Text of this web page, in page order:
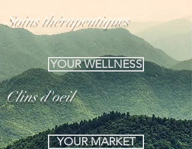
Soins thérapeutiques
YOUR WELLNESS
Clins d'oeil
YOUR MARKET